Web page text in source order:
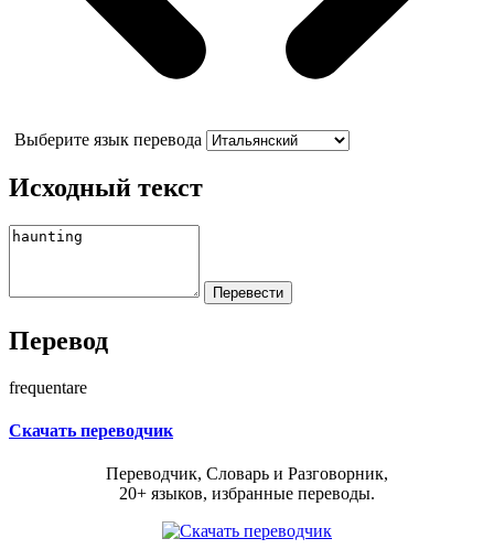
Выберите язык перевода
Исходный текст
Перевод
frequentare
Скачать переводчик
Переводчик, Словарь и Разговорник,
20+ языков, избранные переводы.